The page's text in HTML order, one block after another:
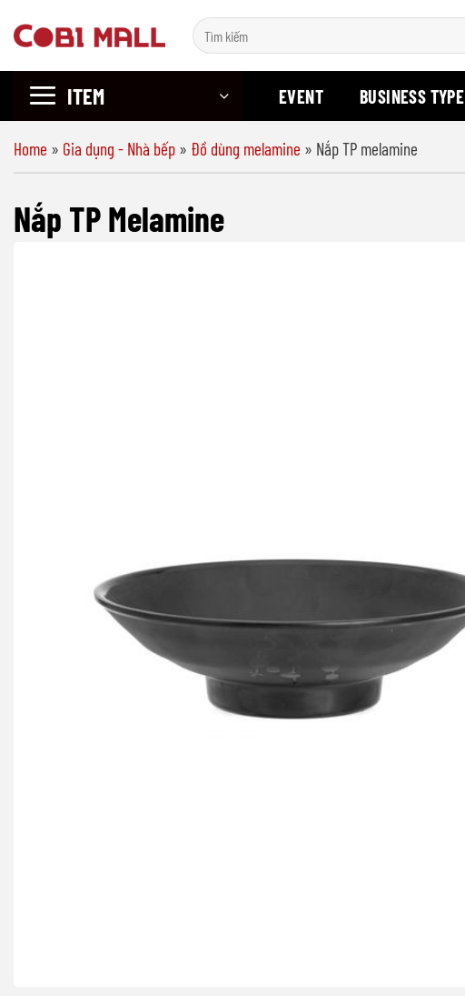
đến
nội
Search
for:
ITEM EVENT BUSINESS TYPE
Home » Gia dụng - Nhà bếp » Đồ dùng melamine » Nắp TP melamine
Nắp TP Melamine